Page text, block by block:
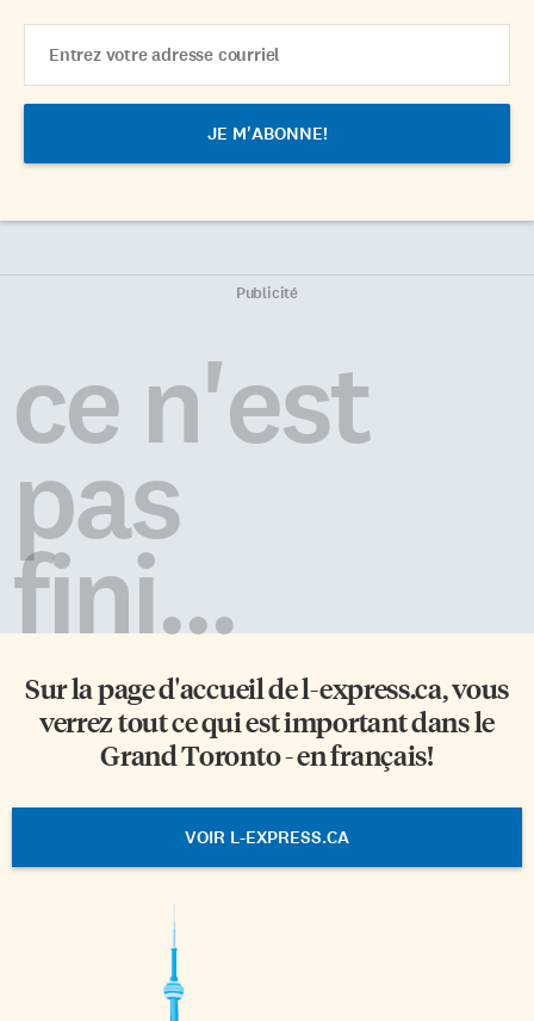
Address
Publicité
ce n'est
pas
fini...
Sur la page d'accueil del-express.ca, vous
verrez tout ce qui est important dans le
Grand Toronto - en français!
VOIR L-EXPRESS.CA